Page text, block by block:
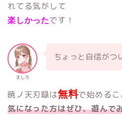
れてる気がして
楽しかったです！
ましろ
ちょっと自信がつ
暁ノ天刃録は無料で始めるこ
気になった方はぜひ、遊んで